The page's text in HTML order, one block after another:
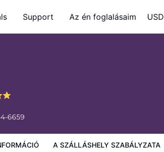
Support Az én foglalásaim USD
6659
A SZÁLLÁSHELY SZABÁLYZATA